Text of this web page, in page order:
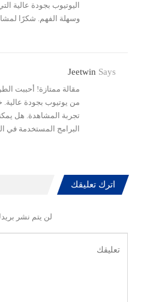
اليوتيوب بجودة عالية
وسهلة الفهم. شكرًا
Jeetwin Says
مقالة ممتازة! أحببت
من يوتيوب بجودة
تجربة المشاهدة. هل
البرامج المستخدمة في
اترك تعليقك
لن يتم نشر